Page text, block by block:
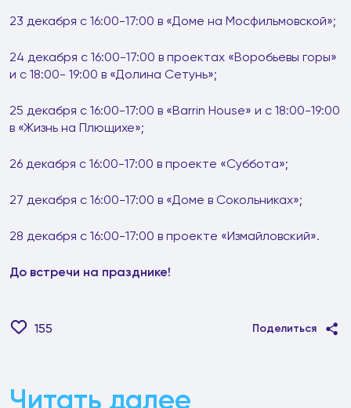
23 декабря с 16:00-17:00 в «Доме на Мосфильмовской»;
24 декабря с 16:00-17:00 в проектах «Воробьевы горы»
и с 18:00- 19:00 в «Долина Сетунь»;
25 декабря с 16:00-17:00 в «Barrin House» и с 18:00-19:00
в «Жизнь на Плющихе»;
26 декабря с 16:00-17:00 в проекте «Суббота»;
27 декабря с 16:00-17:00 в «Доме в Сокольниках»;
28 декабря с 16:00-17:00 в проекте «Измайловский».
До встречи на празднике!
155 Поделиться
Читать далее